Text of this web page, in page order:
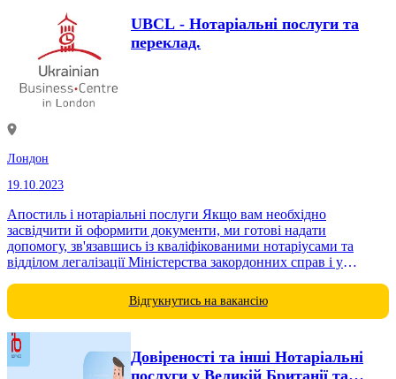
UBCL - Нотаріальні послуги та
переклад.
Лондон
19.10.2023
Апостиль і нотаріальні послуги Якщо вам необхідно
засвідчити й оформити документи, ми готові надати
допомогу, зв'язавшись із кваліфікованими нотаріусами та
відділом легалізації Міністерства закордонних справ і у
Відгукнутись на вакансію
Довіреності та інші Нотаріальні
послуги у Великій Британії та